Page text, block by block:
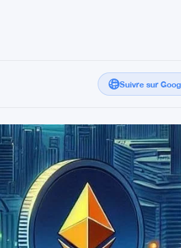
Suivre sur